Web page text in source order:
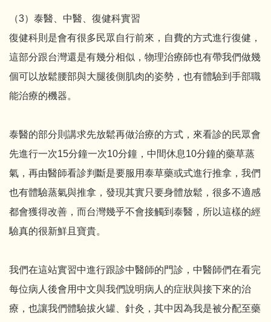
（3）泰醫、中醫、復健科實習
復健科則是會有很多民眾自行前來，自費的方式進行復健，
這部分跟台灣還是有幾分相似，物理治療師也有帶我們做幾
個可以放鬆腰部與大腿後側肌肉的姿勢，也有體驗到手部職
能治療的機器。
泰醫的部分則講求先放鬆再做治療的方式，來看診的民眾會
先進行一次15分鐘一次10分鐘，中間休息10分鐘的藥草蒸
氣，再由醫師看診判斷是要服用泰草藥或式進行推拿，我們
也有體驗蒸氣與推拿，發現其實只要身體放鬆，很多不適感
都會獲得改善，而台灣幾乎不會接觸到泰醫，所以這樣的經
驗真的很新鮮且寶貴。
我們在這站實習中進行跟診中醫師的門診，中醫師們在看完
每位病人後會用中文與我們說明病人的症狀與接下來的治
療，也讓我們體驗拔火罐、針灸，其中因為我是被分配至藥